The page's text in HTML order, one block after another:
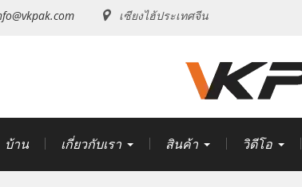
เซียงไฮ้ประเทศจีน
บ้าน เกี่ยวกับเรา สินค้า วิดีโอ